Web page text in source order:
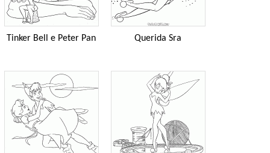
Tinker Bell e Peter Pan Querida Sra